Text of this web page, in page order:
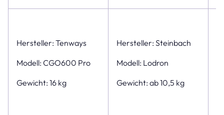
Hersteller: Tenways
Modell: CGO600 Pro
Gewicht: 16 kg
Hersteller: Steinbach
Modell: Lodron
Gewicht: ab 10,5 kg